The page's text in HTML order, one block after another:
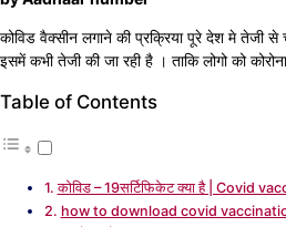
कोविड वैक्सीन लगाने की प्रक्रिया पूरे देश मे तेजी
इसमें कभी तेजी की जा रही है । ताकि लोगो को
Table of Contents
कोविड – 19सर्टिफिकेट क्या है | Covid
how to download covid